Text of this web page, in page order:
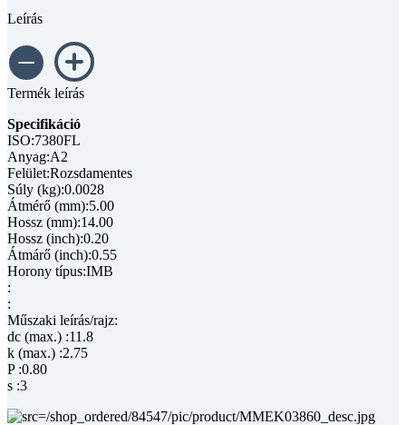
Leírás
Termék leírás
Specifikáció
ISO:7380FL
Anyag:A2
Felület:Rozsdamentes
Súly (kg):0.0028
Átmérő (mm):5.00
Hossz (mm):14.00
Hossz (inch):0.20
Átmárő (inch):0.55
Horony típus:IMB
:
:
Műszaki leírás/rajz:
dc (max.) :11.8
k (max.) :2.75
P :0.80
s :3